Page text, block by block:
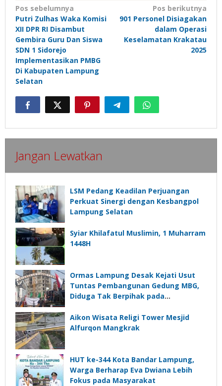
Navigasi
pos
Pos sebelumnya
Putri Zulhas Waka Komisi
XII DPR RI Disambut
Gembira Guru Dan Siswa
SDN 1 Sidorejo
Implementasikan PMBG
Di Kabupaten Lampung
Selatan
Pos berikutnya
901 Personel Disiagakan
dalam Operasi
Keselamatan Krakatau
2025
Jangan Lewatkan
LSM Pedang Keadilan Perjuangan
Perkuat Sinergi dengan Kesbangpol
Lampung Selatan
Syiar Khilafatul Muslimin, 1 Muharram
1448H
Ormas Lampung Desak Kejati Usut
Tuntas Pembangunan Gedung MBG,
Diduga Tak Berpihak pada
Aikon Wisata Religi Tower Mesjid
Alfurqon Mangkrak
HUT ke-344 Kota Bandar Lampung,
Warga Berharap Eva Dwiana Lebih
Fokus pada Masyarakat